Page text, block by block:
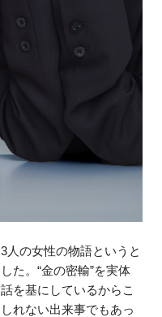
人の女性の物語というと
た。“金の密輸”を実体
を基にしているからこ
れない出来事でもあっ